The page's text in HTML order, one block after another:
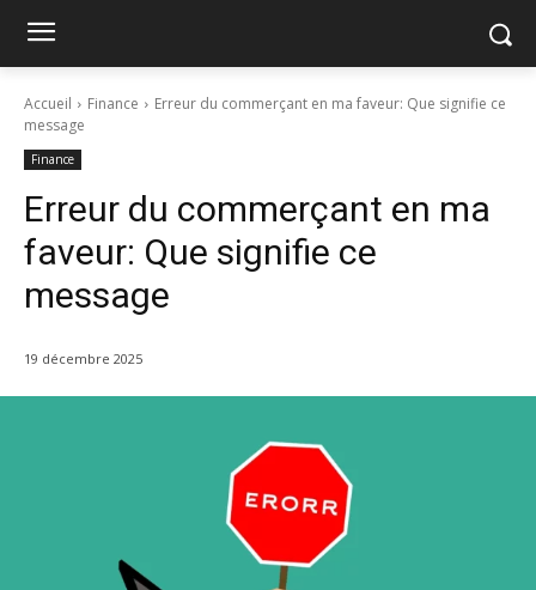
Accueil Finance
Erreur du commerçant en ma faveur: Que signifie ce
message
Finance
Erreur du commerçant en ma
faveur: Que signifie ce
message
19 décembre 2025